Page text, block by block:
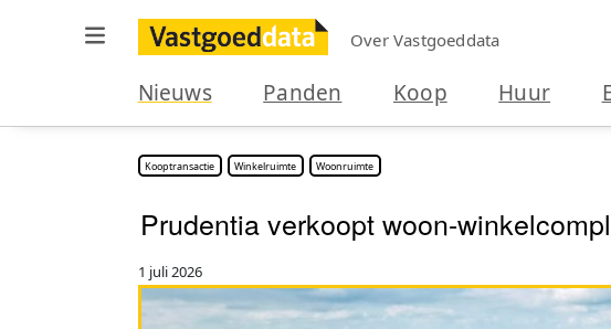
Over Vastgoeddata
Nieuws Panden Koop Huur
Kooptransactie Winkelruimte Woonruimte
Prudentia verkoopt woon-
1 juli 2026